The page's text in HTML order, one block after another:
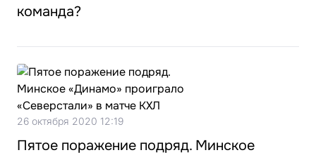
команда?
26 октября 2020 12:19
Пятое поражение подряд. Минское